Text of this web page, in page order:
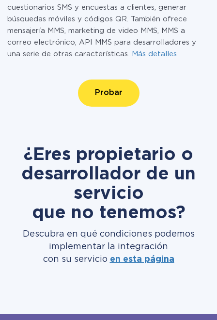
cuestionarios SMS y encuestas a clientes, generar
búsquedas móviles y códigos QR. También ofrece
mensajería MMS, marketing de video MMS, MMS a
correo electrónico, API MMS para desarrolladores y
una serie de otras características.
Más detalles
Probar
¿Eres propietario o
desarrollador de un
servicio
que no tenemos?
Descubra en qué condiciones podemos
implementar la integración
con su servicio en esta página